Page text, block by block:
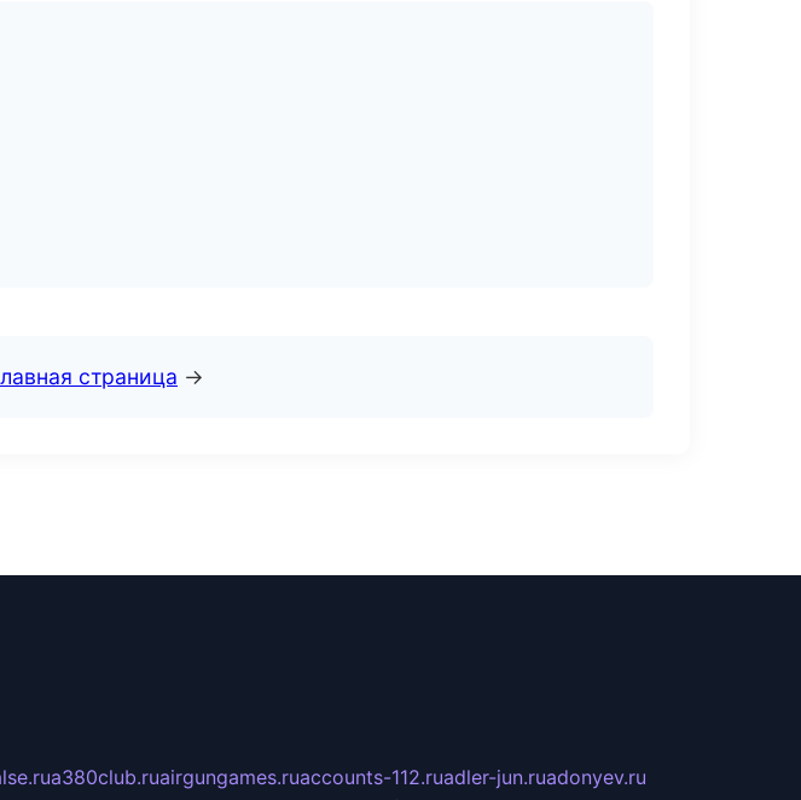
страница →
a380club.ruairgungames.ruaccounts-112.ruadler-jun.ruadonyev.ru